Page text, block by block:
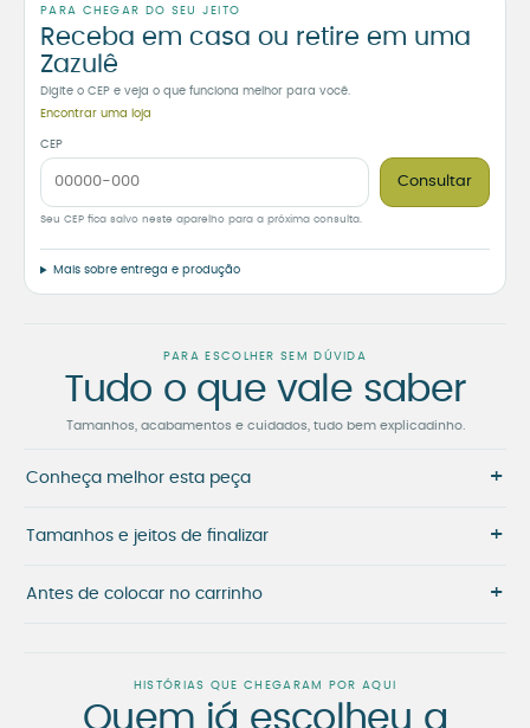
PARA CHEGAR DO SEU JEITO
Receba em casa ou retire em uma
Zazulê
Digite o CEP e veja o que funciona melhor para você.
Encontrar uma loja
CEP
Consultar
Seu CEP fica salvo neste aparelho para a próxima consulta.
Mais sobre entrega e produção
PARA ESCOLHER SEM DÚVIDA
Tudo o que vale saber
Tamanhos, acabamentos e cuidados, tudo bem explicadinho.
Conheça melhor esta peça +
Tamanhos e jeitos de finalizar +
Antes de colocar no carrinho +
HISTÓRIAS QUE CHEGARAM POR AQUI
Quem já escolheu a